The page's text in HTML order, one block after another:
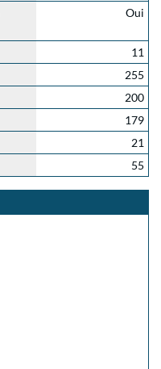
Oui
11
255
200
179
21
55